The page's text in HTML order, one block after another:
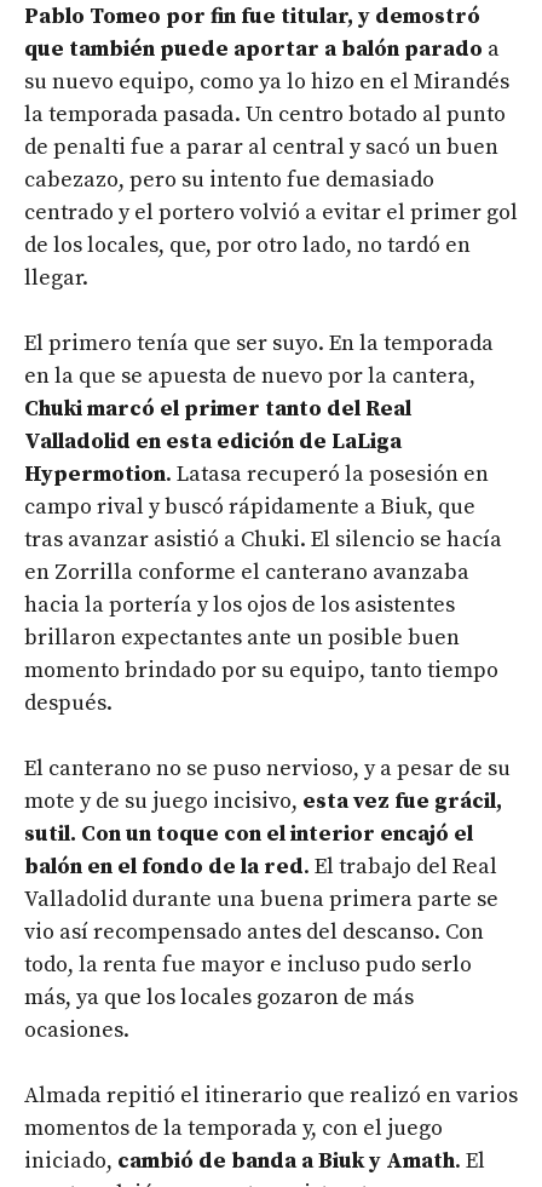
Pablo Tomeo por fin fue titular, y demostró
que también puede aportar a balón parado a
su nuevo equipo, como ya lo hizo en el Mirandés
la temporada pasada. Un centro botado al punto
de penalti fue a parar al central y sacó un buen
cabezazo, pero su intento fue demasiado
centrado y el portero volvió a evitar el primer gol
de los locales, que, por otro lado, no tardó en
llegar.
El primero tenía que ser suyo. En la temporada
en la que se apuesta de nuevo por la cantera,
Chuki marcó el primer tanto del Real
Valladolid en esta edición de LaLiga
Hypermotion. Latasa recuperó la posesión en
campo rival y buscó rápidamente a Biuk, que
tras avanzar asistió a Chuki. El silencio se hacía
en Zorrilla conforme el canterano avanzaba
hacia la portería y los ojos de los asistentes
brillaron expectantes ante un posible buen
momento brindado por su equipo, tanto tiempo
después.
El canterano no se puso nervioso, y a pesar de su
mote y de su juego incisivo, esta vez fue grácil,
sutil. Con un toque con el interior encajó el
balón en el fondo de la red. El trabajo del Real
Valladolid durante una buena primera parte se
vio así recompensado antes del descanso. Con
todo, la renta fue mayor e incluso pudo serlo
más, ya que los locales gozaron de más
ocasiones.
Almada repitió el itinerario que realizó en varios
momentos de la temporada y, con el juego
iniciado, cambió de banda a Biuk y Amath. El